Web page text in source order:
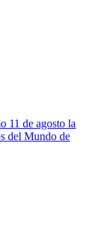
11 de agosto la
del Mundo de